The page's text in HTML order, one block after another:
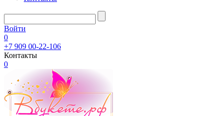
Войти
0
+7 909 00-22-106
Контакты
0